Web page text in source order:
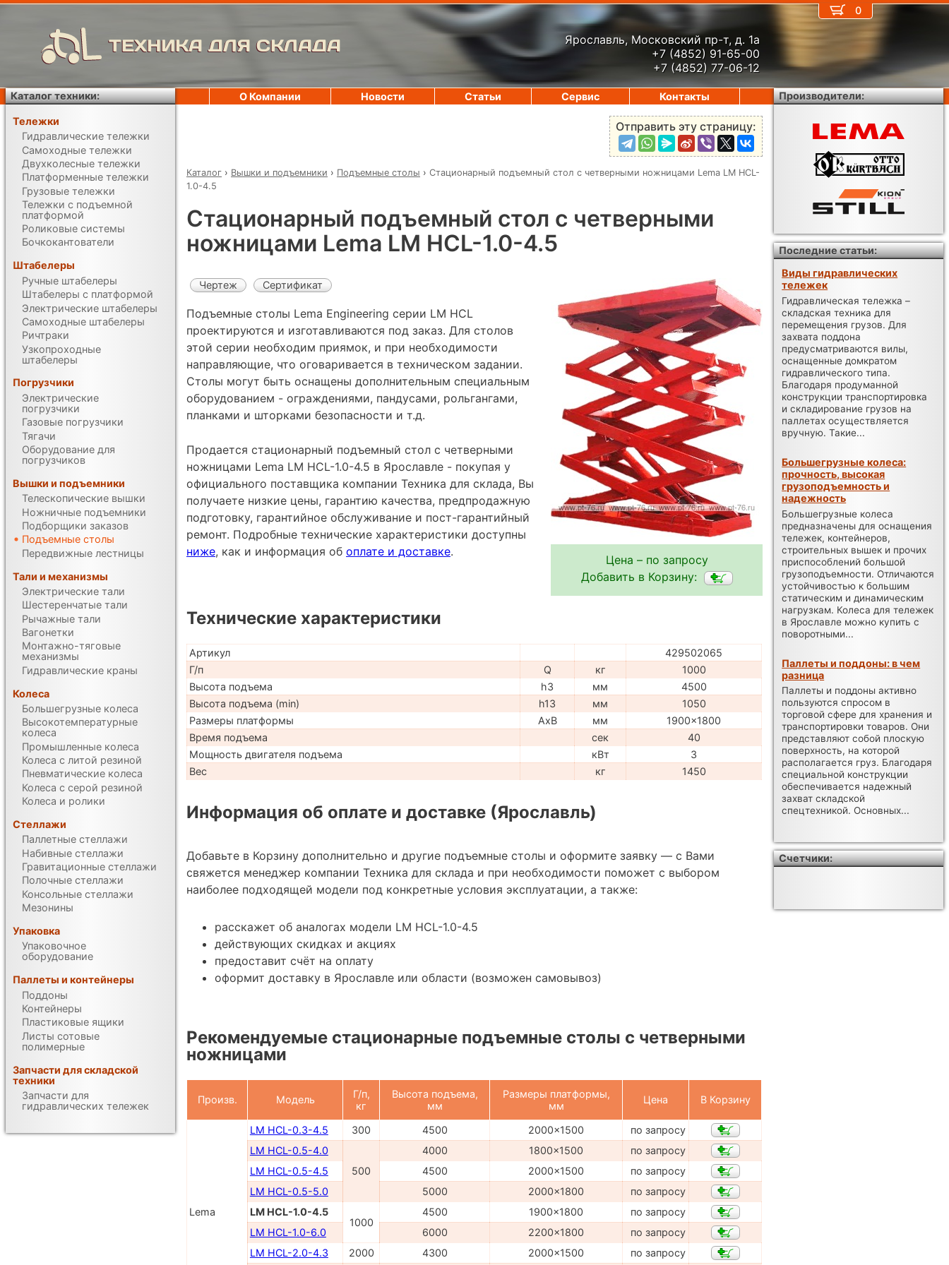
ТЕХНИКА ДЛЯ СКЛАДА
Ярославль, Московский пр-т, д. 1а
+7 (4852) 91-65-00
+7 (4852) 77-06-12
Отправить эту страницу:
Каталог › Вышки и подъемники › Подъемные столы › Стационарный подъемный стол с четверными ножницами Lema LM HCL-
1.0-4.5
Стационарный подъемный стол с четверными
ножницами Lema LM HCL-1.0-4.5
Цена – по запросу
Добавить в Корзину:
Чертеж Сертификат
Подъемные столы Lema Engineering серии LM HCL
проектируются и изготавливаются под заказ. Для столов
этой серии необходим приямок, и при необходимости
направляющие, что оговаривается в техническом задании.
Столы могут быть оснащены дополнительным специальным
оборудованием - ограждениями, пандусами, рольгангами,
планками и шторками безопасности и т.д.
Продается стационарный подъемный стол с четверными
ножницами Lema LM HCL-1.0-4.5 в Ярославле - покупая у
официального поставщика компании Техника для склада, Вы
получаете низкие цены, гарантию качества, предпродажную
подготовку, гарантийное обслуживание и пост-гарантийный
ремонт. Подробные технические характеристики доступны
ниже, как и информация об оплате и доставке.
Технические характеристики
Артикул
429502065
Г/п
Q кг
1000
Высота подъема
h3 мм
4500
Высота подъема (min)
h13 мм
1050
Размеры платформы
AxB мм
1900x1800
Время подъема
сек
40
Мощность двигателя подъема
кВт
3
Вес
кг 1450
Информация об оплате и доставке (Ярославль)
Добавьте в Корзину дополнительно и другие подъемные столы и оформите заявку — с Вами
свяжется менеджер компании Техника для склада и при необходимости поможет с выбором
наиболее подходящей модели под конкретные условия эксплуатации, а также:
расскажет об аналогах модели LM HCL-1.0-4.5
действующих скидках и акциях
предоставит счёт на оплату
оформит доставку в Ярославле или области (возможен самовывоз)
Рекомендуемые стационарные подъемные столы с четверными
ножницами
Произв. Модель
Г/п,
кг
Высота подъема,
мм
Размеры платформы,
мм
Цена В Корзину
Lema
LM HCL-0.3-4.5 300 4500 2000x1500
по запросу
LM HCL-0.5-4.0
500
4000 1800x1500
по запросу
LM HCL-0.5-4.5
4500 2000x1500
по запросу
LM HCL-0.5-5.0
5000 2000x1800
по запросу
LM HCL-1.0-4.5
1000
4500 1900x1800
по запросу
LM HCL-1.0-6.0
6000 2200x1800
по запросу
LM HCL-2.0-4.3
2000 4300 2000x1500 по запросу
0
О Компании Новости Статьи Сервис Контакты
Каталог техники:
Тележки
Гидравлические тележки
Самоходные тележки
Двухколесные тележки
Платформенные тележки
Грузовые тележки
Тележки с подъемной
платформой
Роликовые системы
Бочкокантователи
Штабелеры
Ручные штабелеры
Штабелеры с платформой
Электрические штабелеры
Самоходные штабелеры
Ричтраки
Узкопроходные
штабелеры
Погрузчики
Электрические
погрузчики
Газовые погрузчики
Тягачи
Оборудование для
погрузчиков
Вышки и подъемники
Телескопические вышки
Ножничные подъемники
Подборщики заказов
Подъемные столы
Передвижные лестницы
Тали и механизмы
Электрические тали
Шестеренчатые тали
Рычажные тали
Вагонетки
Монтажно-тяговые
механизмы
Гидравлические краны
Колеса
Большегрузные колеса
Высокотемпературные
колеса
Промышленные колеса
Колеса с литой резиной
Пневматические колеса
Колеса с серой резиной
Колеса и ролики
Стеллажи
Паллетные стеллажи
Набивные стеллажи
Гравитационные стеллажи
Полочные стеллажи
Консольные стеллажи
Мезонины
Упаковка
Упаковочное
оборудование
Паллеты и контейнеры
Поддоны
Контейнеры
Пластиковые ящики
Листы сотовые
полимерные
Запчасти для складской
техники
Запчасти для
гидравлических тележек
Производители:
Последние статьи:
Виды гидравлических
тележек
Гидравлическая тележка –
складская техника для
перемещения грузов. Для
захвата поддона
предусматриваются вилы,
оснащенные домкратом
гидравлического типа.
Благодаря продуманной
конструкции транспортировка
и складирование грузов на
паллетах осуществляется
вручную. Такие...
Большегрузные колеса:
прочность, высокая
грузоподъемность и
надежность
Большегрузные колеса
предназначены для оснащения
тележек, контейнеров,
строительных вышек и прочих
приспособлений большой
грузоподъемности. Отличаются
устойчивостью к большим
статическим и динамическим
нагрузкам. Колеса для тележек
в Ярославле можно купить с
поворотными...
Паллеты и поддоны: в чем
разница
Паллеты и поддоны активно
пользуются спросом в
торговой сфере для хранения и
транспортировки товаров. Они
представляют собой плоскую
поверхность, на которой
располагается груз. Благодаря
специальной конструкции
обеспечивается надежный
захват складской
спецтехникой. Основных...
Счетчики: